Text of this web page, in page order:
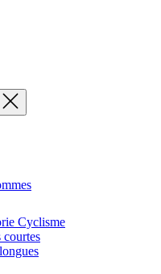
Cyclisme
courtes